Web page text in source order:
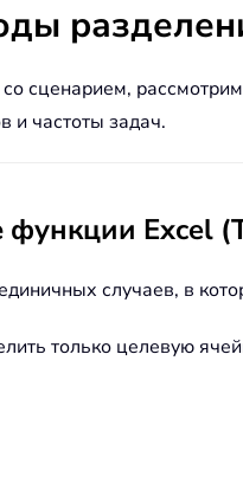
сценарием,
и частоты задач.
Excel
случаев, в
только целевую